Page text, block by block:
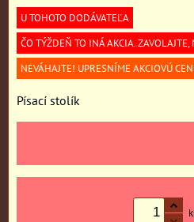
U TOHOTO DODÁVATEĽA
ČO TÝŽDEŇ TO INÁ AKCIA.
NEVÁHAJTE! UPRESNÍME AKCIOVÚ
Písací stolík